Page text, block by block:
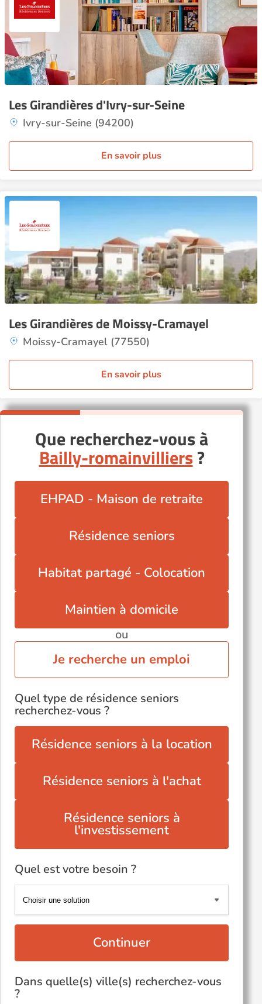
Les Girandières d'Ivry-sur-Seine
Ivry-sur-Seine (94200)
En savoir plus
Les Girandières de Moissy-Cramayel
Moissy-Cramayel (77550)
En savoir plus
Que recherchez-vous à
Bailly-romainvilliers?
EHPAD - Maison de retraite
Résidence seniors
Habitat partagé - Colocation
Maintien à domicile
ou
Je recherche un emploi
Quel type de résidence seniors
recherchez-vous ?
Résidence seniors à la location
Résidence seniors à l'achat
Résidence seniors à
l'investissement
Quel est votre besoin ?
Continuer
Dans quelle(s) ville(s) recherchez-vous
?